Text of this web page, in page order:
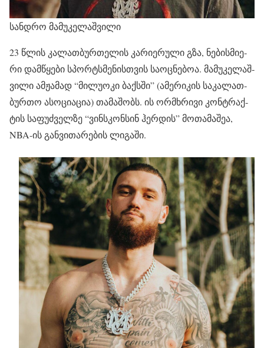
სანდრო მამუკელაშვილი
23 წლის კა­ლათ­ბურ­თე­ლის კა­რი­ე­რუ­ლი გზა, ნე­ბის­მი­ე­
რი დამ­წყე­ბი სპორ­ტსმე­ნის­თვის სა­ოც­ნე­ბოა. მა­მუ­კე­ლაშ­
ვი­ლი ამ­ჟა­მად “მი­ლუ­ო­კი ბაქსში” (ამე­რი­კის სა­კა­ლათ­
ბურ­თო ასო­ცი­ა­ცია) თა­მა­შობს. ის ორ­მხრი­ვი კონ­ტრაქ­
ტის სა­ფუძ­ველ­ზე “ვინ­სკონ­სინ ჰერ­დის” მო­თა­მა­შეა,
NBA-ის გან­ვი­თა­რე­ბის ლი­გა­ში.